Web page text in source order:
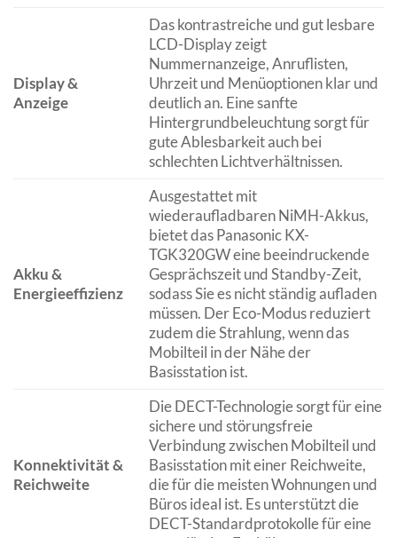
Display &
Anzeige
Das kontrastreiche und gut lesbare
LCD-Display zeigt
Nummernanzeige, Anruflisten,
Uhrzeit und Menüoptionen klar und
deutlich an. Eine sanfte
Hintergrundbeleuchtung sorgt für
gute Ablesbarkeit auch bei
schlechten Lichtverhältnissen.
Akku &
Energieeffizienz
Ausgestattet mit
wiederaufladbaren NiMH-Akkus,
bietet das Panasonic KX-
TGK320GW eine beeindruckende
Gesprächszeit und Standby-Zeit,
sodass Sie es nicht ständig aufladen
müssen. Der Eco-Modus reduziert
zudem die Strahlung, wenn das
Mobilteil in der Nähe der
Basisstation ist.
Konnektivität &
Reichweite
Die DECT-Technologie sorgt für eine
sichere und störungsfreie
Verbindung zwischen Mobilteil und
Basisstation mit einer Reichweite,
die für die meisten Wohnungen und
Büros ideal ist. Es unterstützt die
DECT-Standardprotokolle für eine